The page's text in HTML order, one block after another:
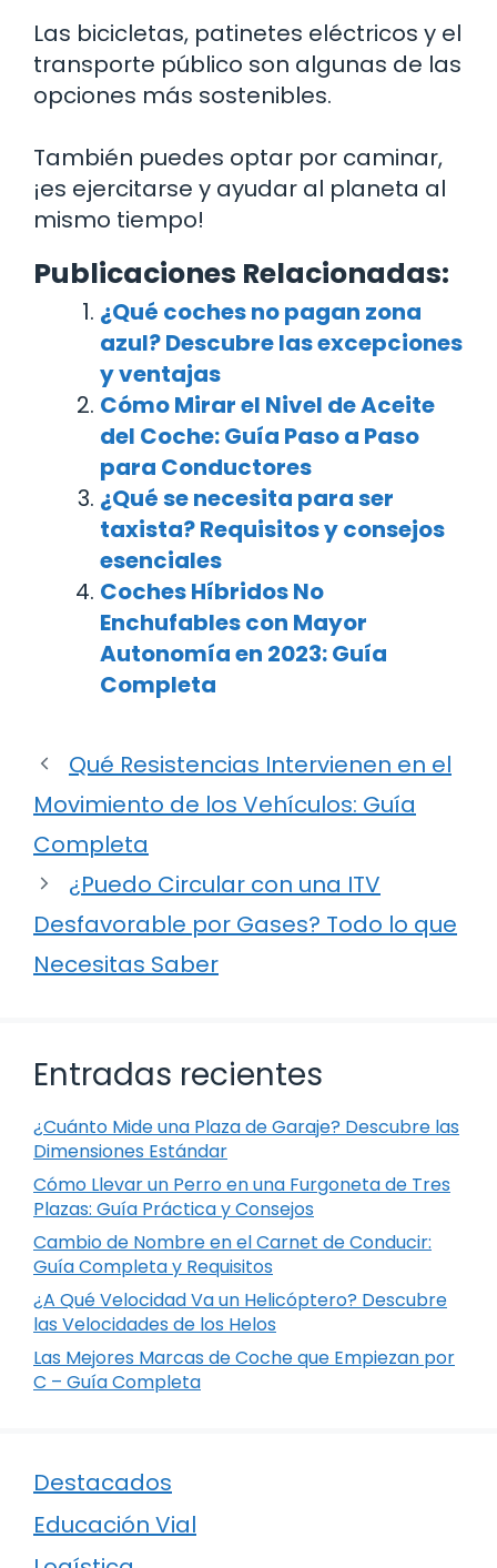
Las bicicletas, patinetes eléctricos y el
transporte público son algunas de las
opciones más sostenibles.
También puedes optar por caminar,
¡es ejercitarse y ayudar al planeta al
mismo tiempo!
Publicaciones Relacionadas:
¿Qué coches no pagan zona
azul? Descubre las excepciones
y ventajas
Cómo Mirar el Nivel de Aceite
del Coche: Guía Paso a Paso
para Conductores
¿Qué se necesita para ser
taxista? Requisitos y consejos
esenciales
Coches Híbridos No
Enchufables con Mayor
Autonomía en 2023: Guía
Completa
Qué Resistencias Intervienen en el
Movimiento de los Vehículos: Guía
Completa
¿Puedo Circular con una ITV
Desfavorable por Gases? Todo lo que
Necesitas Saber
Entradas recientes
¿Cuánto Mide una Plaza de Garaje? Descubre las
Dimensiones Estándar
Cómo Llevar un Perro en una Furgoneta de Tres
Plazas: Guía Práctica y Consejos
Cambio de Nombre en el Carnet de Conducir:
Guía Completa y Requisitos
¿A Qué Velocidad Va un Helicóptero? Descubre
las Velocidades de los Helos
Las Mejores Marcas de Coche que Empiezan por
C – Guía Completa
Destacados
Educación Vial